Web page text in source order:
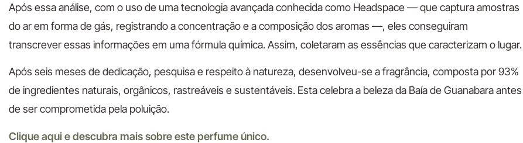
Após essa análise, com o uso de uma tecnologia avançada conhecida como Headspace — que captura amostras
do ar em forma de gás, registrando a concentração e a composição dos aromas —, eles conseguiram
transcrever essas informações em uma fórmula química. Assim, coletaram as essências que caracterizam o lugar.
Após seis meses de dedicação, pesquisa e respeito à natureza, desenvolveu-se a fragrância, composta por 93%
de ingredientes naturais, orgânicos, rastreáveis e sustentáveis. Esta celebra a beleza da Baía de Guanabara antes
de ser comprometida pela poluição.
Clique aqui e descubra mais sobre este perfume único.